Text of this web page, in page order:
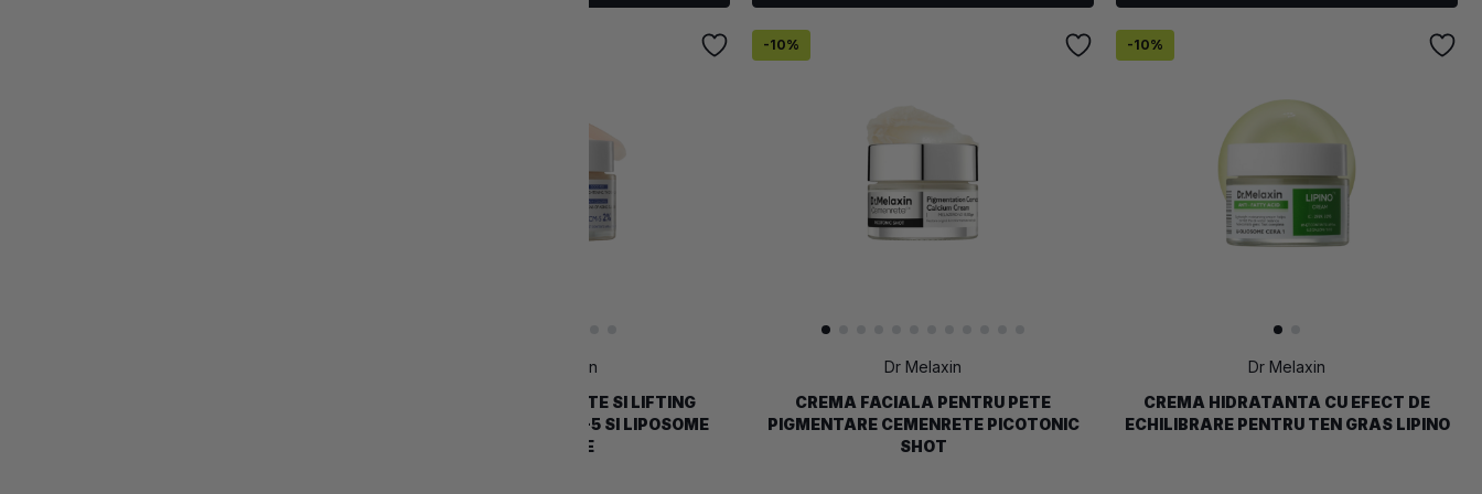
Dr Melaxin
CREMA DE FERMITATE SI LIFTING
PENTRU GAT CU ECM-5 SI LIPOSOME
PEPTIDE
-10%
Dr Melaxin
CREMA FACIALA PENTRU PETE
PIGMENTARE CEMENRETE PICOTONIC
SHOT
-10%
Dr Melaxin
CREMA HIDRATANTA CU EFECT DE
ECHILIBRARE PENTRU TEN GRAS LIPINO